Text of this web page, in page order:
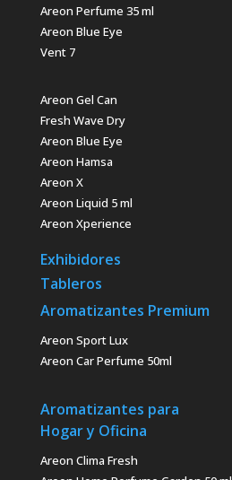
Areon Perfume 35 ml
Areon Blue Eye
Vent 7
Areon Gel Can
Fresh Wave Dry
Areon Blue Eye
Areon Hamsa
Areon X
Areon Liquid 5 ml
Areon Xperience
Exhibidores
Tableros
Aromatizantes Premium
Areon Sport Lux
Areon Car Perfume 50ml
Aromatizantes para
Hogar y Oficina
Areon Clima Fresh